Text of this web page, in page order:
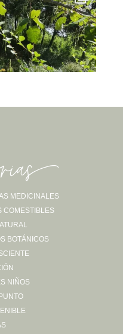
Instagram
MEDICINALES
COMESTIBLES
BOTÁNICOS
NIÑOS